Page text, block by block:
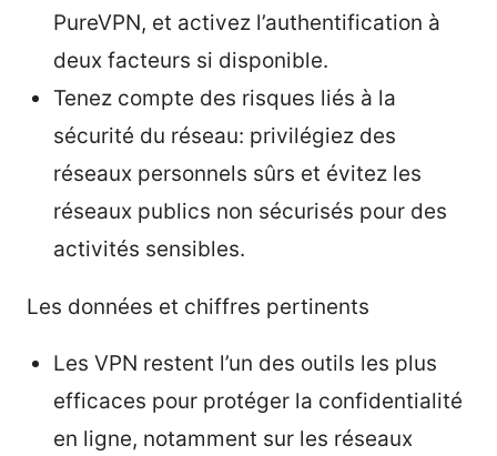
PureVPN, et activez l’authentification à
deux facteurs si disponible.
Tenez compte des risques liés à la
sécurité du réseau: privilégiez des
réseaux personnels sûrs et évitez les
réseaux publics non sécurisés pour des
activités sensibles.
Les données et chiffres pertinents
Les VPN restent l’un des outils les plus
efficaces pour protéger la confidentialité
en ligne, notamment sur les réseaux